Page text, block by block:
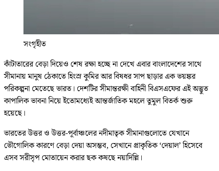
সংগৃহীত
কাঁটাতারের বেড়া দিয়েও শেষ রক্ষা হচ্ছে না দেখে এবার বাংলাদেশের সাথে
সীমানায় মানুষ ঠেকাতে হিংস্র কুমির আর বিষধর সাপ ছাড়ার এক ভয়ঙ্কর
পরিকল্পনা মেতেছে ভারত। দেশটির সীমান্তরক্ষী বাহিনী বিএসএফের এই অদ্ভুত
কাপালিক ভাবনা নিয়ে ইতোমধ্যেই আন্তর্জাতিক মহলে তুমুল বিতর্ক শুরু
হয়েছে।
ভারতের উত্তর ও উত্তর-পূর্বাঞ্চলের নদীমাতৃক সীমানাগুলোতে যেখানে
ভৌগোলিক কারণে বেড়া দেয়া অসম্ভব, সেখানে প্রাকৃতিক ‘দেয়াল’ হিসেবে
এসব সরীসৃপ মোতায়েন করার ছক কষছে নয়াদিল্লি।